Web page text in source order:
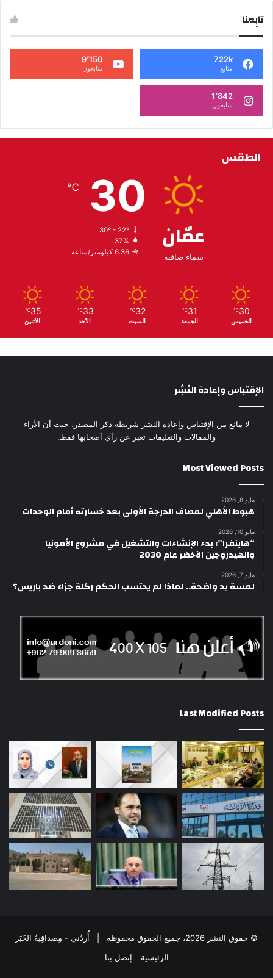
تابِعنا
722k
متابع
9٬150
متابعون
1٬842
متابعون
الطقس
عمّان
سماء صافية
30
℃
30º - 22º
37%
6.36 كيلومتر/ساعة
30
℃
الخميس
31
℃
الجمعة
32
℃
السبت
33
℃
الأحد
35
℃
الأثنين
الإقتباس وإعادة النَشِر
لا مانع من الإقتباس وإعادة النشر شريطة ذكر المصدر، حيث أن الأراء
والمقالات والتعليقات تعبر عن رأي أصحابها فقط.
Most Viewed Posts
مايو 8, 2026
هبوط الأهلي لمصاف الدرجة الأولى بعد خسارته أمام الوحدات
مايو 10, 2026
“هاينفرا”: بدء الإنشاءات والتشغيل في مشروع الأمونيا
والهيدروجين الأخضر عام 2030
مايو 7, 2026
لمسة يد واضحة.. لماذا لم يحتسب الحكم ركلة جزاء ضد باريس؟
Last Modified Posts
© حقوق النشر 2026، جميع الحقوق محفوظة | أُردُني - مِصداقِيةُ الخَبَر
الرئيسية
إتصل بنا